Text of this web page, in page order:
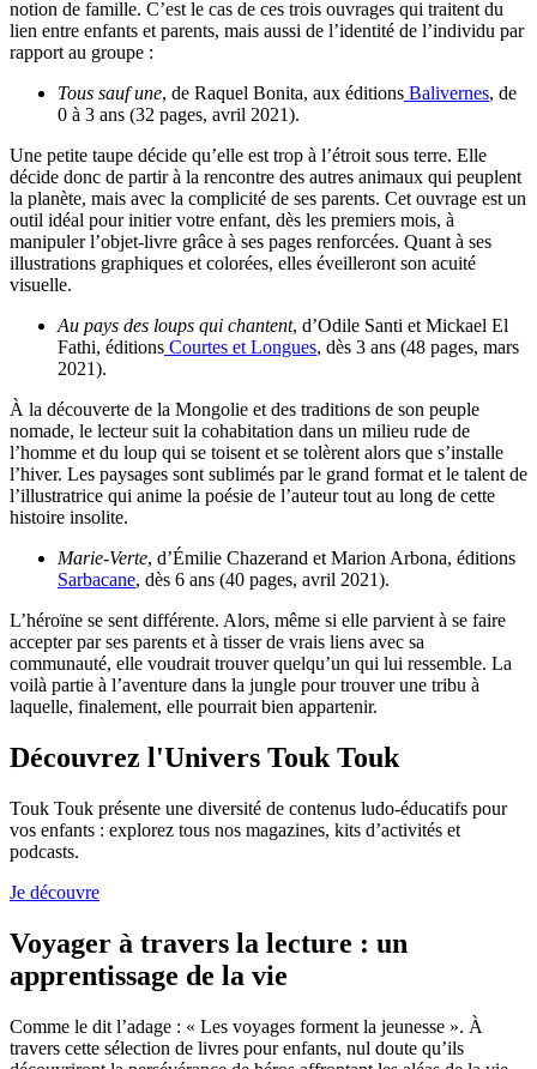
notion de famille. C’est le cas de ces trois ouvrages qui traitent du
lien entre enfants et parents, mais aussi de l’identité de l’individu par
rapport au groupe :
Tous sauf une, de Raquel Bonita, aux éditions Balivernes, de
0 à 3 ans (32 pages, avril 2021).
Une petite taupe décide qu’elle est trop à l’étroit sous terre. Elle
décide donc de partir à la rencontre des autres animaux qui peuplent
la planète, mais avec la complicité de ses parents. Cet ouvrage est un
outil idéal pour initier votre enfant, dès les premiers mois, à
manipuler l’objet-livre grâce à ses pages renforcées. Quant à ses
illustrations graphiques et colorées, elles éveilleront son acuité
visuelle.
Au pays des loups qui chantent, d’Odile Santi et Mickael El
Fathi, éditions Courtes et Longues, dès 3 ans (48 pages, mars
2021).
À la découverte de la Mongolie et des traditions de son peuple
nomade, le lecteur suit la cohabitation dans un milieu rude de
l’homme et du loup qui se toisent et se tolèrent alors que s’installe
l’hiver. Les paysages sont sublimés par le grand format et le talent de
l’illustratrice qui anime la poésie de l’auteur tout au long de cette
histoire insolite.
Marie-Verte, d’Émilie Chazerand et Marion Arbona, éditions
Sarbacane, dès 6 ans (40 pages, avril 2021).
L’héroïne se sent différente. Alors, même si elle parvient à se faire
accepter par ses parents et à tisser de vrais liens avec sa
communauté, elle voudrait trouver quelqu’un qui lui ressemble. La
voilà partie à l’aventure dans la jungle pour trouver une tribu à
laquelle, finalement, elle pourrait bien appartenir.
Découvrez l'Univers Touk Touk
Touk Touk présente une diversité de contenus ludo-éducatifs pour
vos enfants : explorez tous nos magazines, kits d’activités et
podcasts.
Je découvre
Voyager à travers la lecture : un
apprentissage de la vie
Comme le dit l’adage : « Les voyages forment la jeunesse ». À
travers cette sélection de livres pour enfants, nul doute qu’ils